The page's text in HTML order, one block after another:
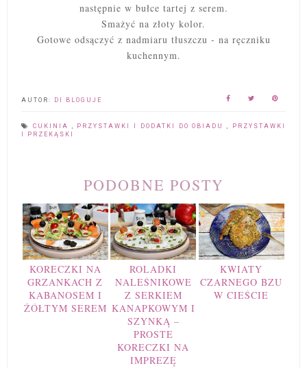
następnie w bułce tartej z serem.
Smażyć na złoty kolor.
Gotowe odsączyć z nadmiaru tłuszczu - na ręczniku
kuchennym.
AUTOR: DI BLOGUJE
CUKINIA PRZYSTAWKI I DODATKI DO OBIADU
PRZYSTAWKI
I PRZEKĄSKI
PODOBNE POSTY
KORECZKI NA
GRZANKACH Z
KABANOSEM I
ŻÓŁTYM SEREM
ROLADKI
NALEŚNIKOWE
Z SERKIEM
KANAPKOWYM I
SZYNKĄ –
PROSTE
KORECZKI NA
IMPREZĘ
KWIATY
CZARNEGO BZU
W CIEŚCIE